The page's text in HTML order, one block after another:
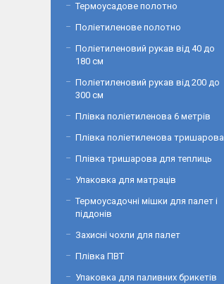
Термоусадове полотно
Поліетиленове полотно
Поліетиленовий рукав від 40 до
180 см
Поліетиленовий рукав від 200 до
300 см
Плівка поліетиленова 6 метрів
Плівка поліетиленова тришарова
Плівка тришарова для теплиць
Упаковка для матраців
Термоусадочні мішки для палет і
піддонів
Захисні чохли для палет
Плівка ПВТ
Упаковка для паливних брикетів